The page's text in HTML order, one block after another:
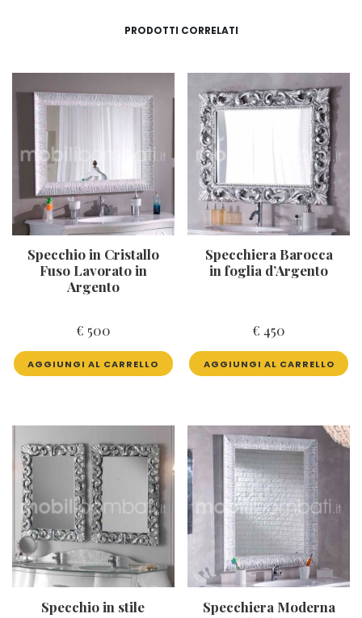
PRODOTTI CORRELATI
Specchio in Cristallo
Fuso Lavorato in
Argento
€ 500
AGGIUNGI AL CARRELLO
Specchiera Barocca
in foglia d’Argento
€ 450
AGGIUNGI AL CARRELLO
Specchio in stile
Specchiera Moderna